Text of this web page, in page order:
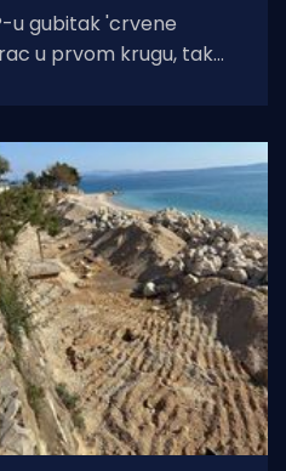
u gubitak 'crvene
u prvom krugu, tako